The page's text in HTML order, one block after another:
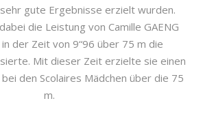
gute Ergebnisse erzielt wurden.
die Leistung von Camille GAENG
in der Zeit von 9“96 über 75 m die
Mit dieser Zeit erzielte sie einen
den Scolaires Mädchen über die 75
m.